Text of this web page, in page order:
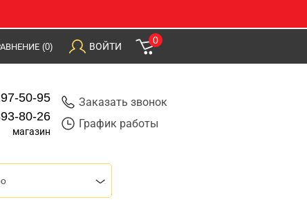
(0) ВОЙТИ
0
50-95
80-26
магазин
Заказать звонок
График работы